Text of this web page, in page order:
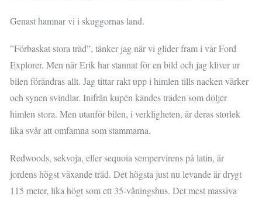
Genast hamnar vi i skuggornas land.
”Förbaskat stora träd”, tänker jag när vi glider fram i vår Ford
Explorer. Men när Erik har stannat för en bild och jag kliver ur
bilen förändras allt. Jag tittar rakt upp i himlen tills nacken värker
och synen svindlar. Inifrån kupén kändes träden som döljer
himlen stora. Men utanför bilen, i verkligheten, är deras storlek
lika svår att omfamna som stammarna.
Redwoods, sekvoja, eller sequoia sempervirens på latin, är
jordens högst växande träd. Det högsta just nu levande är drygt
115 meter, lika högt som ett 35-våningshus. Det mest massiva